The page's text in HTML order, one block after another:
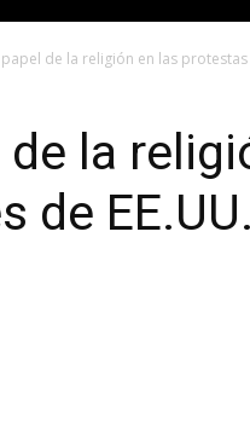
papel de la religión en las
la
de